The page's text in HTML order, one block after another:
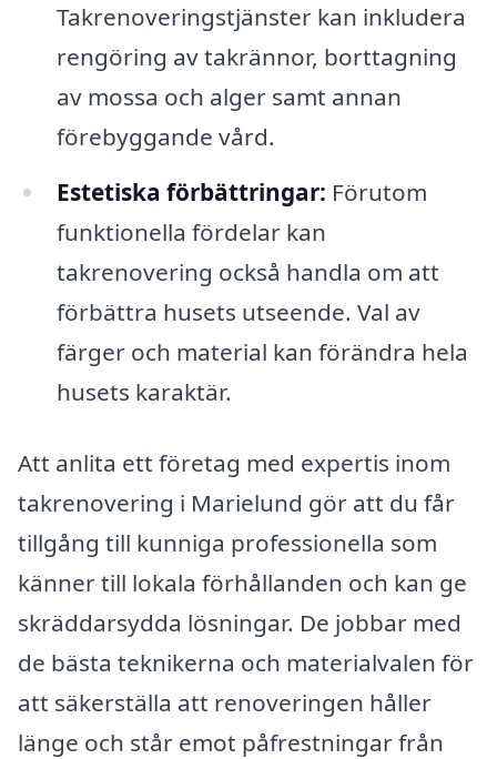
Takrenoveringstjänster kan inkludera
rengöring av takrännor, borttagning
av mossa och alger samt annan
förebyggande vård.
Estetiska förbättringar: Förutom
funktionella fördelar kan
takrenovering också handla om att
förbättra husets utseende. Val av
färger och material kan förändra hela
husets karaktär.
Att anlita ett företag med expertis inom
takrenovering i Marielund gör att du får
tillgång till kunniga professionella som
känner till lokala förhållanden och kan ge
skräddarsydda lösningar. De jobbar med
de bästa teknikerna och materialvalen för
att säkerställa att renoveringen håller
länge och står emot påfrestningar från